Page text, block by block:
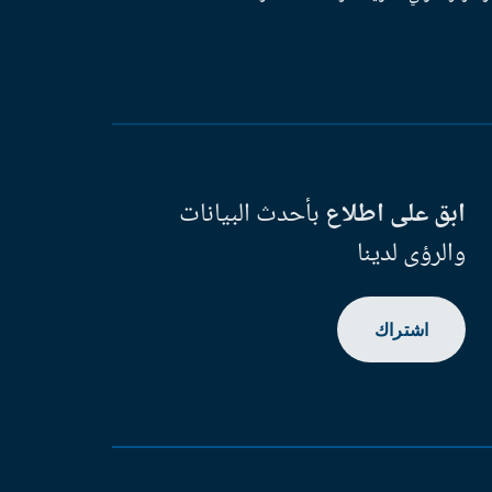
ابق على اطلاعبأحدث البيانات
والرؤى لدينا
اشتراك